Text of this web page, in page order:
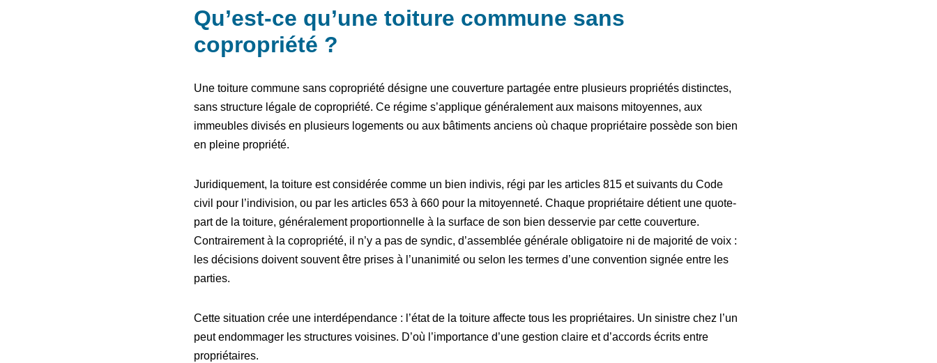
Qu’est-ce qu’une toiture commune sans
copropriété ?
Une toiture commune sans copropriété désigne une couverture partagée entre plusieurs propriétés distinctes,
sans structure légale de copropriété. Ce régime s’applique généralement aux maisons mitoyennes, aux
immeubles divisés en plusieurs logements ou aux bâtiments anciens où chaque propriétaire possède son bien
en pleine propriété.
Juridiquement, la toiture est considérée comme un bien indivis, régi par les articles 815 et suivants du Code
civil pour l’indivision, ou par les articles 653 à 660 pour la mitoyenneté. Chaque propriétaire détient une quote-
part de la toiture, généralement proportionnelle à la surface de son bien desservie par cette couverture.
Contrairement à la copropriété, il n’y a pas de syndic, d’assemblée générale obligatoire ni de majorité de voix :
les décisions doivent souvent être prises à l’unanimité ou selon les termes d’une convention signée entre les
parties.
Cette situation crée une interdépendance : l’état de la toiture affecte tous les propriétaires. Un sinistre chez l’un
peut endommager les structures voisines. D’où l’importance d’une gestion claire et d’accords écrits entre
propriétaires.